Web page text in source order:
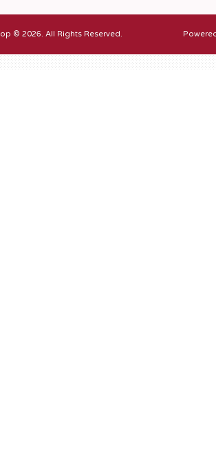
© 2026. All Rights Reserved.